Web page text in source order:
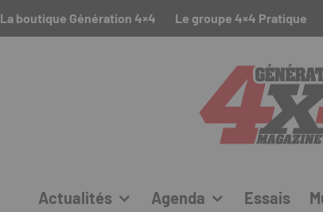
La boutique Génération 4×4 Le groupe 4×4 Pratique
Actualités Agenda Essais